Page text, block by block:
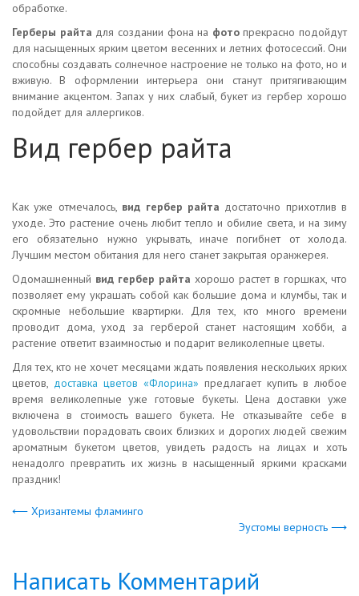
обработке.
Герберы райта для создании фона на фотопрекрасно подойдут
для насыщенных ярким цветом весенних и летних фотосессий. Они
способны создавать солнечное настроение не только на фото, но и
вживую. В оформлении интерьера они станут притягивающим
внимание акцентом. Запах у них слабый, букет из гербер хорошо
подойдет для аллергиков.
Вид гербер райта
Как уже отмечалось, вид гербер райта достаточно прихотлив в
уходе. Это растение очень любит тепло и обилие света, и на зиму
его обязательно нужно укрывать, иначе погибнет от холода.
Лучшим местом обитания для него станет закрытая оранжерея.
Одомашненный вид гербер райта хорошо растет в горшках, что
позволяет ему украшать собой как большие дома и клумбы, так и
скромные небольшие квартирки. Для тех, кто много времени
проводит дома, уход за герберой станет настоящим хобби, а
растение ответит взаимностью и подарит великолепные цветы.
Для тех, кто не хочет месяцами ждать появления нескольких ярких
цветов, доставка цветов «Флорина» предлагает купить в любое
время великолепные уже готовые букеты. Цена доставки уже
включена в стоимость вашего букета. Не отказывайте себе в
удовольствии порадовать своих близких и дорогих людей свежим
ароматным букетом цветов, увидеть радость на лицах и хоть
ненадолго превратить их жизнь в насыщенный яркими красками
праздник!
⟵ Хризантемы фламинго
Эустомы верность ⟶
Написать Комментарий